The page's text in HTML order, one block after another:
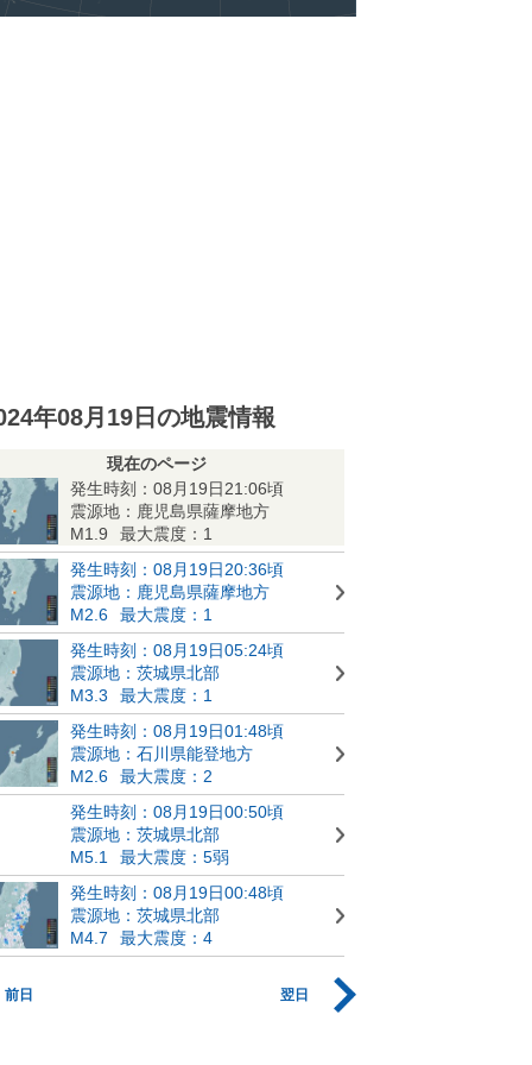
年08月19日の地震情報
現在のページ
発生時刻：08月19日21:06頃
震源地：鹿児島県薩摩地方
M1.9
最大震度：1
発生時刻：08月19日20:36頃
震源地：鹿児島県薩摩地方
M2.6
最大震度：1
発生時刻：08月19日05:24頃
震源地：茨城県北部
M3.3
最大震度：1
発生時刻：08月19日01:48頃
震源地：石川県能登地方
M2.6
最大震度：2
発生時刻：08月19日00:50頃
震源地：茨城県北部
M5.1
最大震度：5弱
発生時刻：08月19日00:48頃
震源地：茨城県北部
M4.7
最大震度：4
前日 翌日